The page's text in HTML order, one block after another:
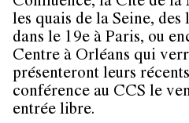
les quais de la Seine, des
dans le 19e à Paris, ou
Centre à Orléans qui
présenteront leurs
conférence au CCS le
entrée libre.